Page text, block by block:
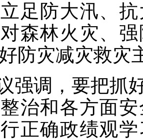
足防大汛、
森林火灾、
防灾减灾救灾
强调，要把抓
治和各方面
正确政绩观